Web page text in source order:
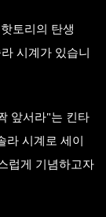
토리의 탄생
시계가 있습니
앞서라"는 킨타
라 시계로 세이
럽게 기념하고자